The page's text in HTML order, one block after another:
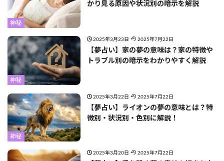
神秘
かり見る原因や状況別の暗示を解説
神秘
2025年3月23日 2025年7月22日
【夢占い】家の夢の意味は？家の特徴や
トラブル別の暗示をわかりやすく解説
神秘
2025年3月22日 2025年7月22日
【夢占い】ライオンの夢の意味とは？特
徴別・状況別・色別に解説！
2025年3月20日 2025年7月22日